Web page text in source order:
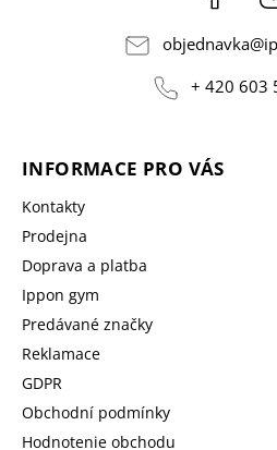
objednavka@
+ 420 603
INFORMACE PRO VÁS
Kontakty
Prodejna
Doprava a platba
Ippon gym
Predávané značky
Reklamace
GDPR
Obchodní podmínky
Hodnotenie obchodu